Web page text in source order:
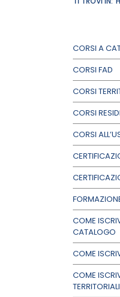
CORSI A
CORSI FAD
CORSI
CORSI
CORSI
COME
CATALOGO
COME
COME
TERRITORIALI